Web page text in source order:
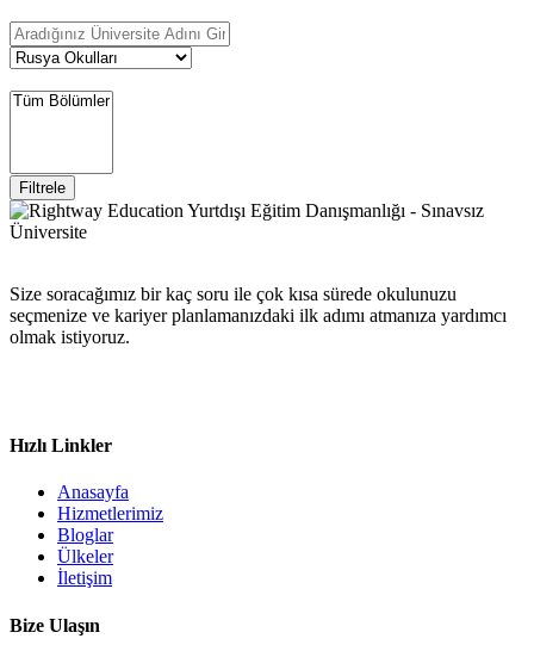
Filtrele
Size soracağımız bir kaç soru ile çok kısa sürede okulunuzu
seçmenize ve kariyer planlamanızdaki ilk adımı atmanıza yardımcı
olmak istiyoruz.
Hızlı Linkler
Anasayfa
Hizmetlerimiz
Bloglar
Ülkeler
İletişim
Bize Ulaşın